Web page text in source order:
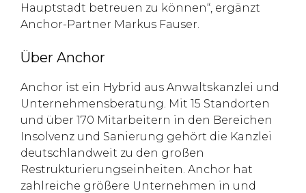
Hauptstadt betreuen zu können“, ergänzt
Anchor-Partner Markus Fauser.
Über Anchor
Anchor ist ein Hybrid aus Anwaltskanzlei und
Unternehmensberatung. Mit 15 Standorten
und über 170 Mitarbeitern in den Bereichen
Insolvenz und Sanierung gehört die Kanzlei
deutschlandweit zu den großen
Restrukturierungseinheiten. Anchor hat
zahlreiche größere Unternehmen in und